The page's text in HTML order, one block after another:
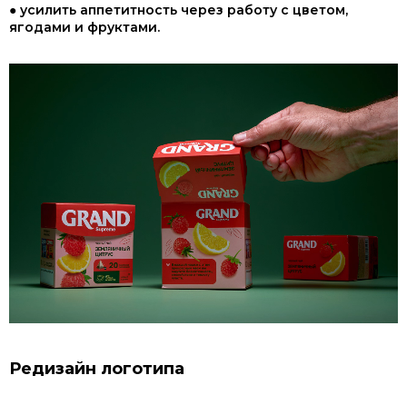
● усилить аппетитность через работу с цветом,
ягодами и фруктами.
Редизайн логотипа